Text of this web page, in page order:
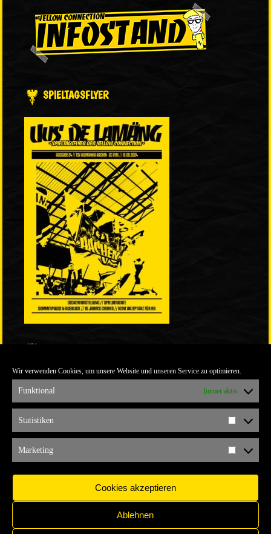
Wir verwenden Cookies, um unsere Website und unseren Service zu optimieren.
Funktional Immer aktiv
Statistiken
Marketing
Cookies akzeptieren
Ablehnen
SPIELTAGSFLYER
ULTRABLOG DER YELLOW CONNECTION
ALEMANNIA VERKAUFT MAN NICHT
ARCHIV
ARCHIV